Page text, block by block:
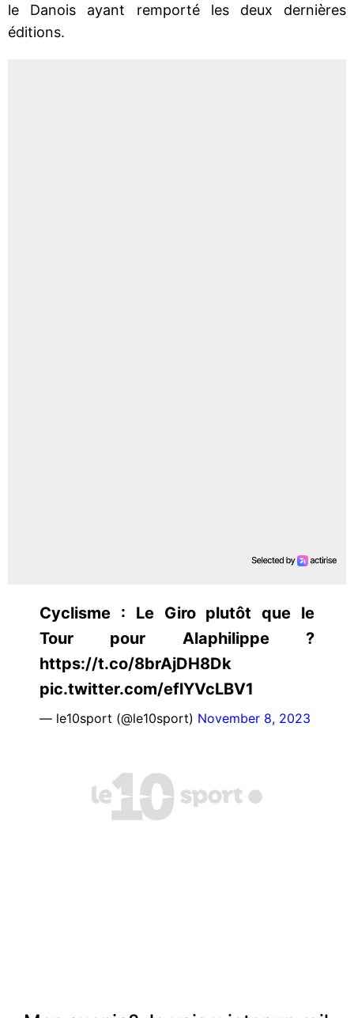
le Danois ayant remporté les deux dernières
éditions.
Cyclisme : Le Giro plutôt que le
Tour pour Alaphilippe ?
https://t.co/8brAjDH8Dk
pic.twitter.com/eflYVcLBV1
— le10sport (@le10sport) November 8, 2023